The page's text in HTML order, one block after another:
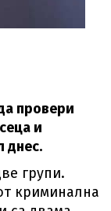
провери
и
днес.
групи.
криминална